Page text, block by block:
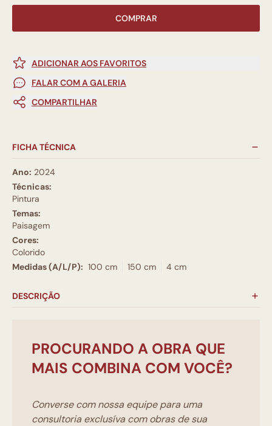
COMPRAR
ADICIONAR AOS FAVORITOS
FALAR COM A GALERIA
COMPARTILHAR
FICHA TÉCNICA
Ano: 2024
Técnicas:
Pintura
Temas:
Paisagem
Cores:
Colorido
Medidas (A/L/P): 100 cm 150 cm 4 cm
DESCRIÇÃO
PROCURANDO A OBRA QUE
MAIS COMBINA COM VOCÊ?
Converse com nossa equipe para uma
consultoria exclusíva com obras de sua